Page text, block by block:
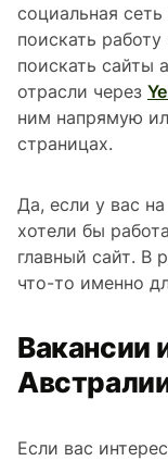
социальная
поискать
поискать сайты
отрасли через
ним напрямую
страницах.
Да, если у вас
хотели бы
главный сайт. В
что-то именно
Вакансии
Если вас